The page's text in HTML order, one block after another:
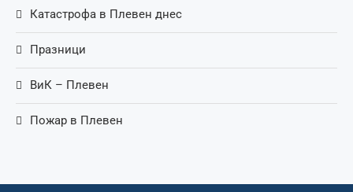
Катастрофа в Плевен днес
Празници
ВиК – Плевен
Пожар в Плевен